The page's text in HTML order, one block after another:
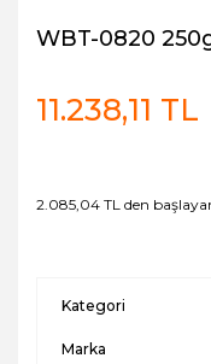
WBT-0820
11.238,11 TL
2.085,04 TL den
Kategori
Marka